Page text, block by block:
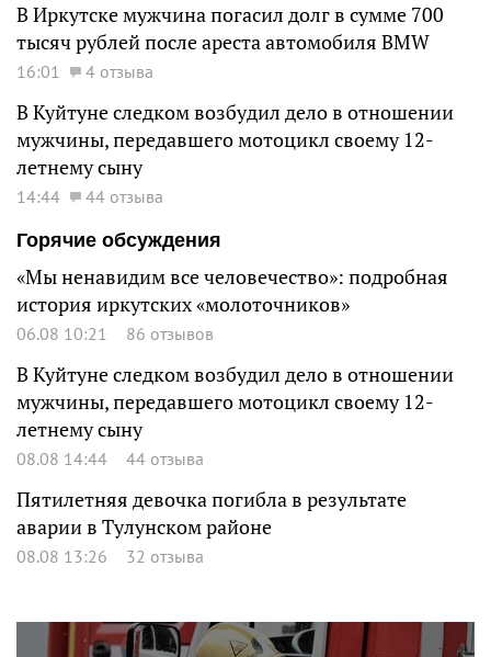
В Иркутске мужчина погасил долг в сумме 700
тысяч рублей после ареста автомобиля BMW
16:01 4 отзыва
В Куйтуне следком возбудил дело в отношении
мужчины, передавшего мотоцикл своему 12-
летнему сыну
14:44
44 отзыва
Горячие обсуждения
«Мы ненавидим все человечество»: подробная
история иркутских «молоточников»
06.08 10:21 86 отзывов
В Куйтуне следком возбудил дело в отношении
мужчины, передавшего мотоцикл своему 12-
летнему сыну
08.08 14:44 44 отзыва
Пятилетняя девочка погибла в результате
аварии в Тулунском районе
08.08 13:26 32 отзыва